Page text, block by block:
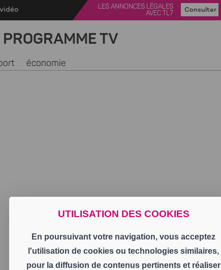
UTILISATION DES COOKIES
En poursuivant votre navigation, vous acceptez
l'utilisation de cookies ou technologies similaires,
pour la diffusion de contenus pertinents et réaliser
LES ANNONCES LÉGALES
AVEC TL7
Consulter
PROGRAMME TV
économie